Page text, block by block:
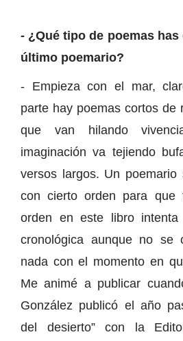
- ¿Qué tipo de poemas
último poemario?
- Empieza con el mar,
parte hay poemas cortos de
que van hilando
imaginación va tejiendo
versos largos. Un poemario
con cierto orden para que
orden en este libro
cronológica aunque no se
nada con el momento en
Me animé a publicar
González publicó el año
del desierto” con la